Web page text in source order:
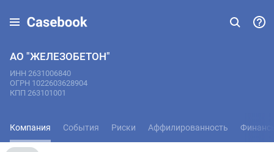
АО "ЖЕЛЕЗОБЕТОН"
ИНН 2631006840
ОГРН 1022603628904
КПП 263101001
Компания События Риски Аффилированность